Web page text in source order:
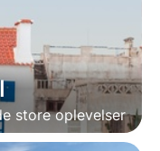
store oplevelser